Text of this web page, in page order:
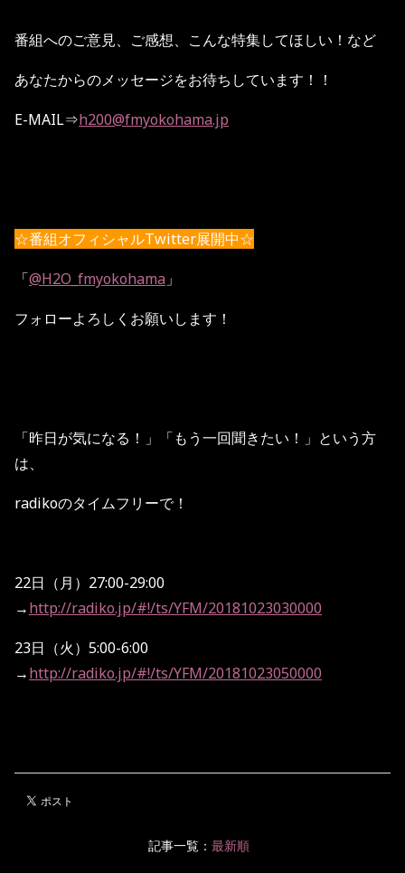
番組へのご意見、ご感想、こんな特集してほしい！など
あなたからのメッセージをお待ちしています！！
E-MAIL⇒h200@fmyokohama.jp
☆番組オフィシャルTwitter展開中☆
「@H2O_fmyokohama 」
フォローよろしくお願いします！
「昨日が気になる！」「もう一回聞きたい！」という方
は、
radikoのタイムフリーで！
22日（月）27:00-29:00
→http://radiko.jp/#!/ts/YFM/20181023030000
23日（火）5:00-6:00
→http://radiko.jp/#!/ts/YFM/20181023050000
記事一覧： 最新順